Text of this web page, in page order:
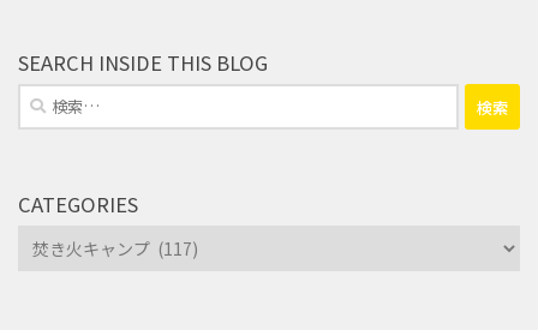
SEARCH INSIDE THIS BLOG
検
索:
CATEGORIES
Categories